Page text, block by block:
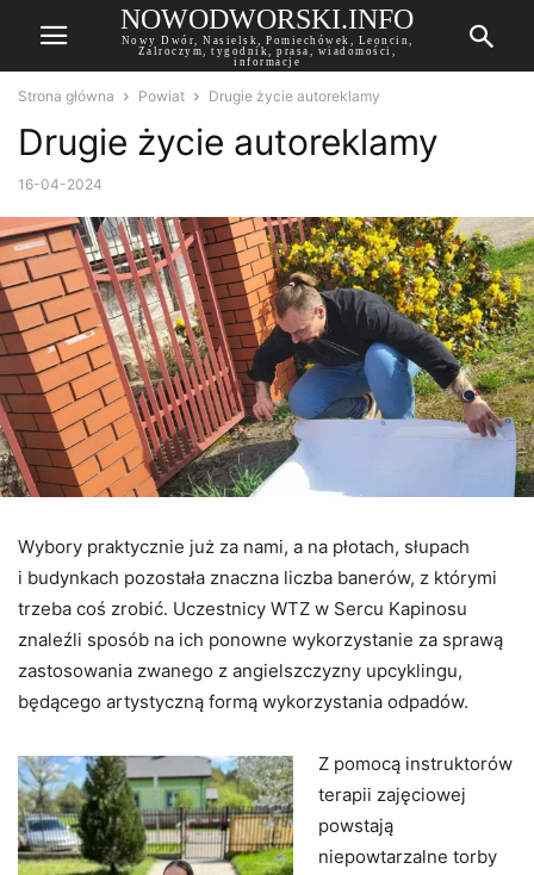
NOWODWORSKI.INFO
Nowy Dwór, Nasielsk, Pomiechówek, Leoncin,
Zalroczym, tygodnik, prasa, wiadomości,
informacje
Strona główna Powiat Drugie życie autoreklamy
Drugie życie autoreklamy
16-04-2024
Wybory praktycznie już za nami, a na płotach, słupach
i budynkach pozostała znaczna liczba banerów, z którymi
trzeba coś zrobić. Uczestnicy WTZ w Sercu Kapinosu
znaleźli sposób na ich ponowne wykorzystanie za sprawą
zastosowania zwanego z angielszczyzny upcyklingu,
będącego artystyczną formą wykorzystania odpadów.
Z pomocą instruktorów
terapii zajęciowej
powstają
niepowtarzalne torby